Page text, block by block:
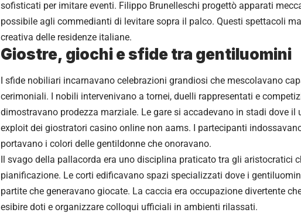
sofisticati per imitare eventi. Filippo Brunelleschi progettò apparati
possibile agli commedianti di levitare sopra il palco. Questi spettacoli
creativa delle residenze italiane.
Giostre, giochi e sfide tra gentiluomini
I sfide nobiliari incarnavano celebrazioni grandiosi che mescolavano
cerimoniali. I nobili intervenivano a tornei, duelli rappresentati e
dimostravano prodezza marziale. Le gare si accadevano in stadi dove il
exploit dei giostratori casino online non aams. I partecipanti
portavano i colori delle gentildonne che onoravano.
Il svago della pallacorda era uno disciplina praticato tra gli aristocratici
pianificazione. Le corti edificavano spazi specializzati dove i
partite che generavano giocate. La caccia era occupazione divertente
esibire doti e organizzare colloqui ufficiali in ambienti rilassati.